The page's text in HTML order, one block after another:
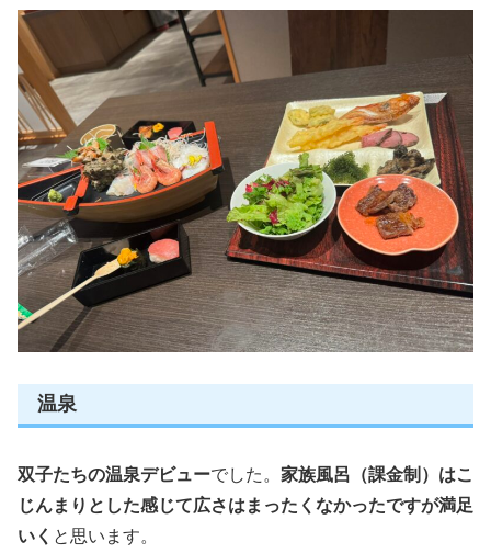
温泉
双子たちの温泉デビューでした。 家族風呂（課金制）はこ
じんまりとした感じて広さはまったくなかったですが満足
いく と思います。